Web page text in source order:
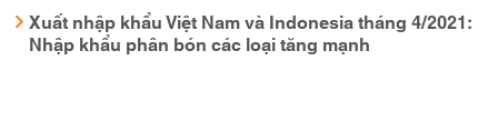
Xuất nhập khẩu Việt Nam và Indonesia tháng 4/2021:
Nhập khẩu phân bón các loại tăng mạnh